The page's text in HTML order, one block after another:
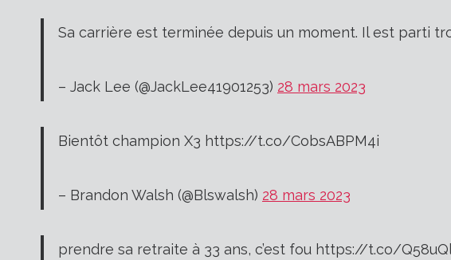
Sa carrière est terminée depuis un moment. Il est parti
– Jack Lee (@JackLee41901253) 28 mars 2023
Bientôt champion X3 https://t.co/CobsABPM4i
– Brandon Walsh (@Blswalsh) 28 mars 2023
prendre sa retraite à 33 ans, c’est fou https://t.co/